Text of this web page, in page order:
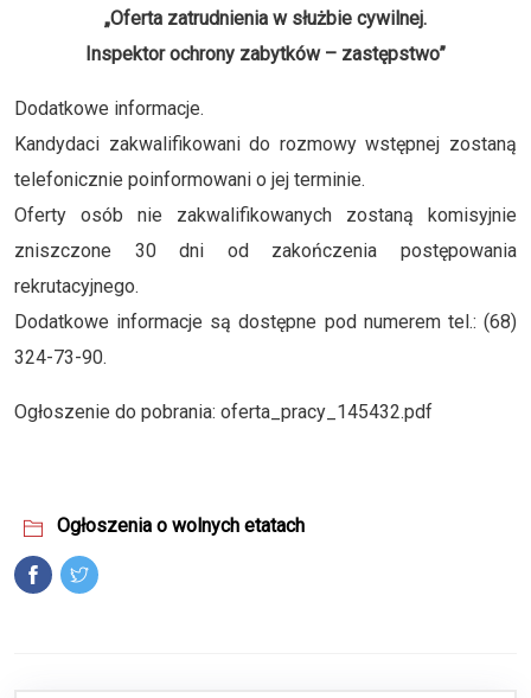
„Oferta zatrudnienia w służbie cywilnej.
Inspektor ochrony zabytków – zastępstwo”
Dodatkowe informacje.
Kandydaci zakwalifikowani do rozmowy wstępnej zostaną
telefonicznie poinformowani o jej terminie.
Oferty osób nie zakwalifikowanych zostaną komisyjnie
zniszczone 30 dni od zakończenia postępowania
rekrutacyjnego.
Dodatkowe informacje są dostępne pod numerem tel.: (68)
324-73-90.
Ogłoszenie do pobrania: oferta_pracy_145432.pdf
Ogłoszenia o wolnych etatach